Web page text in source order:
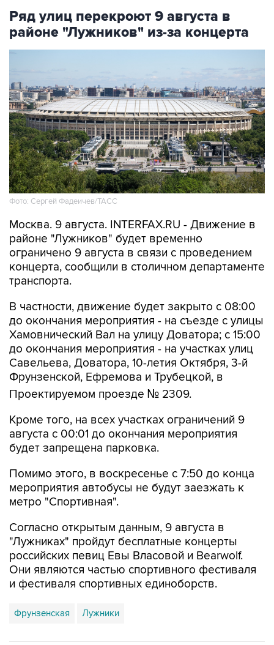
районе "Лужников" из-за концерта
Фото: Сергей Фадеичев/ТАСС
Москва. 9 августа. INTERFAX.RU - Движение в
ограничено 9 августа в связи с проведением
концерта, сообщили в столичном департаменте
транспорта.
В частности, движение будет закрыто с 08:00
Хамовнический Вал на улицу Доватора; с 15:00
до окончания мероприятия - на участках улиц
Савельева, Доватора, 10-летия Октября, 3-й
Фрунзенской, Ефремова и Трубецкой, в
Проектируемом проезде № 2309.
Кроме того, на всех участках ограничений 9
будет запрещена парковка.
Помимо этого, в воскресенье с 7:50 до конца
метро "Спортивная".
Согласно открытым данным, 9 августа в
российских певиц Евы Власовой и Bearwolf.
Они являются частью спортивного фестиваля
и фестиваля спортивных единоборств.
Фрунзенская Лужники